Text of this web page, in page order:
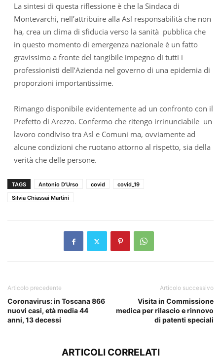
La sintesi di questa riflessione è che la Sindaca di
Montevarchi, nell’attribuire alla Asl responsabilità che non
ha, crea un clima di sfiducia verso la sanità pubblica che
in questo momento di emergenza nazionale è un fatto
gravissimo a fronte del tangibile impegno di tutti i
professionisti dell’Azienda nel governo di una epidemia di
proporzioni importantissime.
Rimango disponibile evidentemente ad un confronto con il
Prefetto di Arezzo. Confermo che ritengo irrinunciabile un
lavoro condiviso tra Asl e Comuni ma, ovviamente ad
alcune condizioni che ruotano attorno al rispetto, sia della
verità che delle persone.
TAGS Antonio D'Urso covid
covid_19
Silvia Chiassai Martini
Articolo precedente
Coronavirus: in Toscana 866
nuovi casi, età media 44
anni, 13 decessi
Articolo successivo
Visita in Commissione
medica per rilascio e rinnovo
di patenti speciali
ARTICOLI CORRELATI